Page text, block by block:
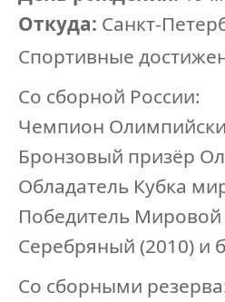
Откуда: Санкт-
Спортивные
Со сборной России:
Чемпион
Бронзовый призёр
Обладатель Кубка
Победитель Мировой
Серебряный (2010) и
Со сборными